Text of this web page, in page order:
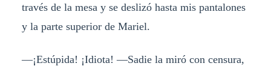
través de la mesa y se deslizó hasta mis pantalones
y la parte superior de Mariel.
—¡Estúpida! ¡Idiota! —Sadie la miró con censura,